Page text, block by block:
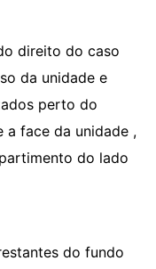
direito do caso
da unidade e
perto do
a face da unidade ,
do lado
do fundo